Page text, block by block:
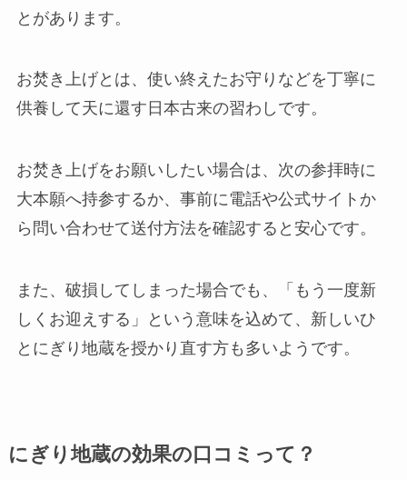
とがあります。
お焚き上げとは、使い終えたお守りなどを丁寧に
供養して天に還す日本古来の習わしです。
お焚き上げをお願いしたい場合は、次の参拝時に
大本願へ持参するか、事前に電話や公式サイトか
ら問い合わせて送付方法を確認すると安心です。
また、破損してしまった場合でも、「もう一度新
しくお迎えする」という意味を込めて、新しいひ
とにぎり地蔵を授かり直す方も多いようです。
にぎり地蔵の効果の口コミって？